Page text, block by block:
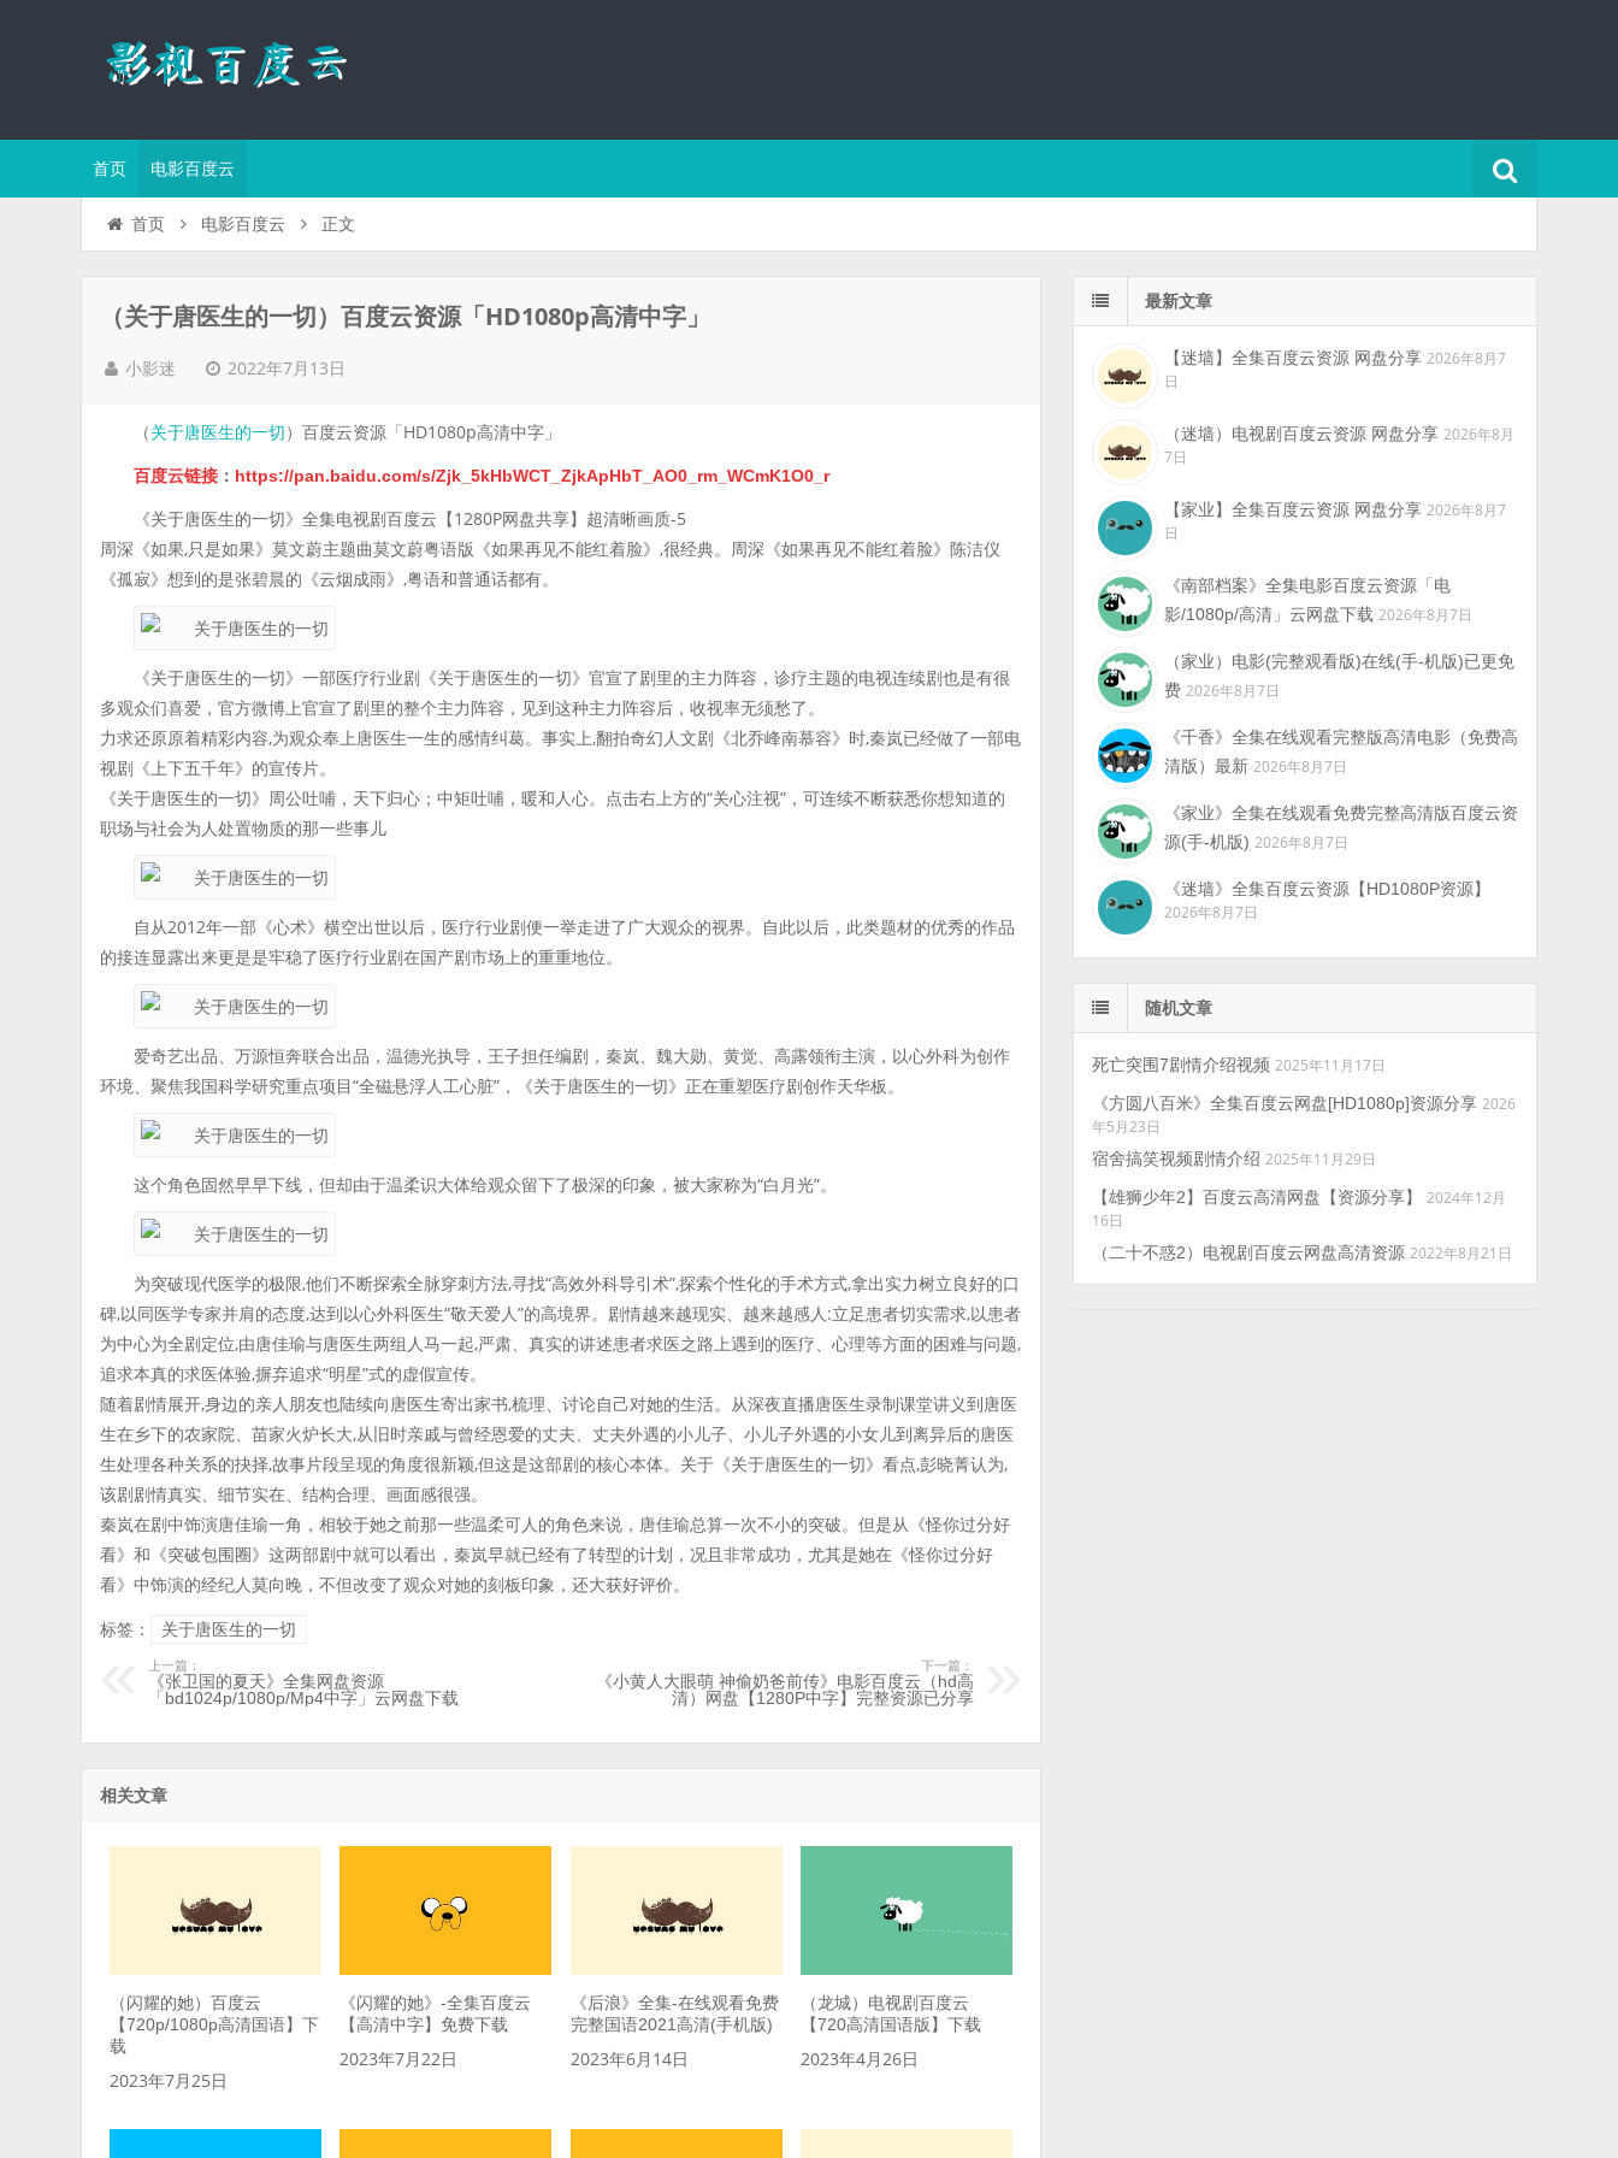
首页 电影百度云
首页 电影百度云 正文
（关于唐医生的一切）百度云资源「HD1080p高清中字」
小影迷 2022年7月13日
（关于唐医生的一切）百度云资源「HD1080p高清中字」
百度云链接 ： https://pan.baidu.com/s/Zjk_5kHbWCT_ZjkApHbT_AO0_rm_WCmK1O0_r
《关于唐医生的一切》全集电视剧百度云【1280P网盘共享】超清晰画质-5
周深《如果,只是如果》莫文蔚主题曲莫文蔚粤语版《如果再见不能红着脸》,很经典。周深《如果再见不能红着脸》陈洁仪
《孤寂》想到的是张碧晨的《云烟成雨》,粤语和普通话都有。
《关于唐医生的一切》一部医疗行业剧《关于唐医生的一切》官宣了剧里的主力阵容，诊疗主题的电视连续剧也是有很
多观众们喜爱，官方微博上官宣了剧里的整个主力阵容，见到这种主力阵容后，收视率无须愁了。
力求还原原着精彩内容,为观众奉上唐医生一生的感情纠葛。事实上,翻拍奇幻人文剧《北乔峰南慕容》时,秦岚已经做了一部电
视剧《上下五千年》的宣传片。
《关于唐医生的一切》周公吐哺，天下归心；中矩吐哺，暖和人心。点击右上方的“关心注视”，可连续不断获悉你想知道的
职场与社会为人处置物质的那一些事儿
自从2012年一部《心术》横空出世以后，医疗行业剧便一举走进了广大观众的视界。自此以后，此类题材的优秀的作品
的接连显露出来更是是牢稳了医疗行业剧在国产剧市场上的重重地位。
爱奇艺出品、万源恒奔联合出品，温德光执导，王子担任编剧，秦岚、魏大勋、黄觉、高露领衔主演，以心外科为创作
环境、聚焦我国科学研究重点项目“全磁悬浮人工心脏”，《关于唐医生的一切》正在重塑医疗剧创作天华板。
这个角色固然早早下线，但却由于温柔识大体给观众留下了极深的印象，被大家称为“白月光”。
为突破现代医学的极限,他们不断探索全脉穿刺方法,寻找“高效外科导引术”,探索个性化的手术方式,拿出实力树立良好的口
碑,以同医学专家并肩的态度,达到以心外科医生“敬天爱人”的高境界。剧情越来越现实、越来越感人:立足患者切实需求,以患者
为中心为全剧定位,由唐佳瑜与唐医生两组人马一起,严肃、真实的讲述患者求医之路上遇到的医疗、心理等方面的困难与问题,
追求本真的求医体验,摒弃追求“明星”式的虚假宣传。
随着剧情展开,身边的亲人朋友也陆续向唐医生寄出家书,梳理、讨论自己对她的生活。从深夜直播唐医生录制课堂讲义到唐医
生在乡下的农家院、苗家火炉长大,从旧时亲戚与曾经恩爱的丈夫、丈夫外遇的小儿子、小儿子外遇的小女儿到离异后的唐医
生处理各种关系的抉择,故事片段呈现的角度很新颖,但这是这部剧的核心本体。关于《关于唐医生的一切》看点,彭晓菁认为,
该剧剧情真实、细节实在、结构合理、画面感很强。
秦岚在剧中饰演唐佳瑜一角，相较于她之前那一些温柔可人的角色来说，唐佳瑜总算一次不小的突破。但是从《怪你过分好
看》和《突破包围圈》这两部剧中就可以看出，秦岚早就已经有了转型的计划，况且非常成功，尤其是她在《怪你过分好
看》中饰演的经纪人莫向晚，不但改变了观众对她的刻板印象，还大获好评价。
标签：
关于唐医生的一切
上一篇：
《张卫国的夏天》全集网盘资源
「bd1024p/1080p/Mp4中字」云网盘下载
下一篇：
《小黄人大眼萌 神偷奶爸前传》电影百度云（hd高
清）网盘【1280P中字】完整资源已分享
相关文章
（闪耀的她）百度云
【720p/1080p高清国语】下
载
2023年7月25日
《闪耀的她》-全集百度云
【高清中字】免费下载
2023年7月22日
《后浪》全集-在线观看免费
完整国语2021高清(手机版)
2023年6月14日
（龙城）电视剧百度云
【720高清国语版】下载
2023年4月26日
最新文章
【迷墙】全集百度云资源 网盘分享 2026年8月7
日
（迷墙）电视剧百度云资源 网盘分享 2026年8月
7日
【家业】全集百度云资源 网盘分享 2026年8月7
日
《南部档案》全集电影百度云资源「电
影/1080p/高清」云网盘下载 2026年8月7日
（家业）电影(完整观看版)在线(手-机版)已更免
费 2026年8月7日
《千香》全集在线观看完整版高清电影（免费高
清版）最新 2026年8月7日
《家业》全集在线观看免费完整高清版百度云资
源(手-机版) 2026年8月7日
《迷墙》全集百度云资源【HD1080P资源】
2026年8月7日
随机文章
死亡突围7剧情介绍视频 2025年11月17日
《方圆八百米》全集百度云网盘[HD1080p]资源分享 2026
年5月23日
宿舍搞笑视频剧情介绍 2025年11月29日
【雄狮少年2】百度云高清网盘【资源分享】
2024年12月
16日
（二十不惑2）电视剧百度云网盘高清资源 2022年8月21日